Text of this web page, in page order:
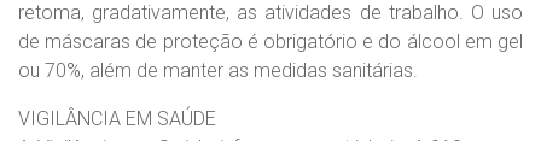
retoma, gradativamente, as atividades de trabalho. O uso
de máscaras de proteção é obrigatório e do álcool em gel
ou 70%, além de manter as medidas sanitárias.
VIGILÂNCIA EM SAÚDE